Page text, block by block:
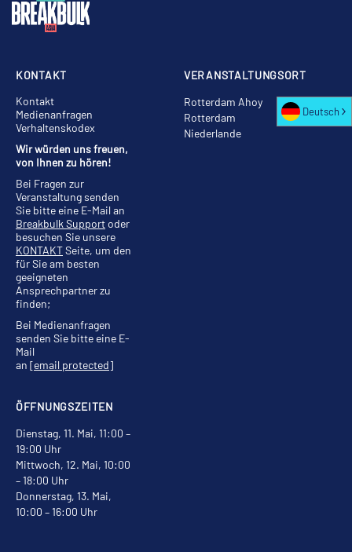
VERANSTALTUNGSORT
Rotterdam Ahoy
Rotterdam
Niederlande
ÖFFNUNGSZEITEN
Dienstag, 11. Mai, 11:00 –
19:00 Uhr
Mittwoch, 12. Mai, 10:00
– 18:00 Uhr
Donnerstag, 13. Mai,
10:00 – 16:00 Uhr
KONTAKT
Kontakt
Medienanfragen
Verhaltenskodex
Wir würden uns freuen,
von Ihnen zu hören!
Bei Fragen zur
Veranstaltung senden
Sie bitte eine E-Mail an
Breakbulk Supportoder
besuchen Sie unsere
KONTAKTSeite, um den
für Sie am besten
geeigneten
Ansprechpartner zu
finden;
Bei Medienanfragen
senden Sie bitte eine E-
Mail
an [email protected]
Deutsch